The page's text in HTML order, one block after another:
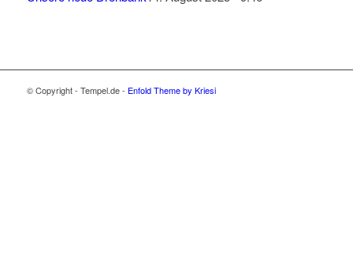
© Copyright - Tempel.de - Enfold Theme by Kriesi